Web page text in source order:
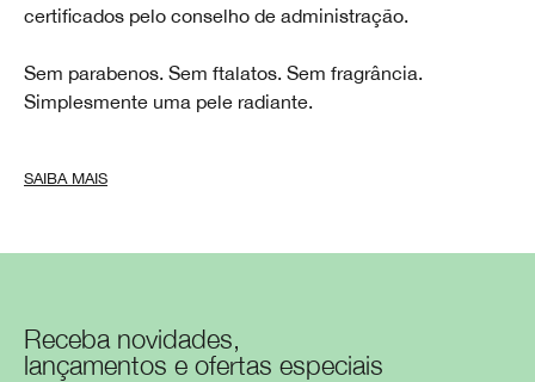
certificados pelo conselho de administração.
Sem parabenos. Sem ftalatos. Sem fragrância.
Simplesmente uma pele radiante.
SAIBA MAIS
Receba novidades,
lançamentos e ofertas especiais